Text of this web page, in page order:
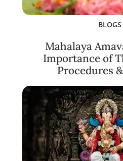
BLOGS
Mahalaya
Importance of
Procedures